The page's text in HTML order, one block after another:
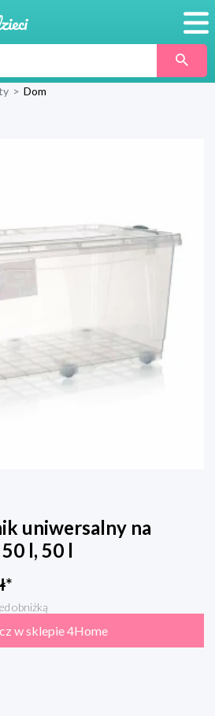
Produkty
> Dom
uniwersalny na
l, 50 l
*
obniżką
w sklepie 4Home